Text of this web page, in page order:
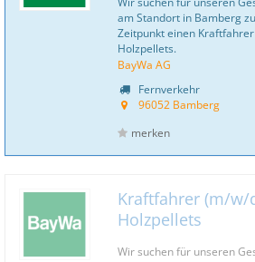
am Standort in Bamberg
Zeitpunkt einen
Holzpellets.
BayWa AG
Fernverkehr
96052 Bamberg
merken
Kraftfahrer (m/
Holzpellets
Wir suchen für unseren